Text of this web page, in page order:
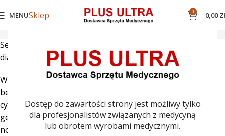
Dostęp do zawartości strony jest możliwy tylko
dla profesjonalistów związanych z medycyną
lub obrotem wyrobami medycznymi.
MENUSklep 0 0,00
Seria HEINE X – nowa generacja instrumentów
diagnostycznych
Współczesna medycyna wymaga rozwiązań, które łączą
bezkompromisową precyzję z pełną mobilnością i
cyfryzacją. Seria HEINE X to najnowsza, rewolucyjna
generacja instrumentów medycznych, która definiuje na
nowo standardy diagnostyki gabinetowej. Jako